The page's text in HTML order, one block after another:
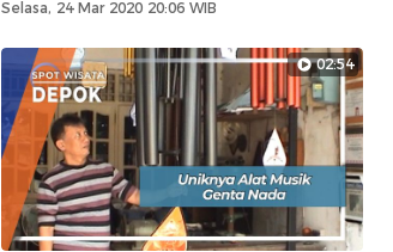
Selasa, 24 Mar 2020 20:06 WIB
02:54